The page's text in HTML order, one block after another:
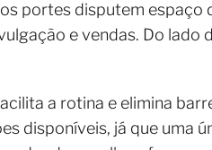
portes disputem espaço
e vendas. Do lado
a rotina e elimina
disponíveis, já que uma